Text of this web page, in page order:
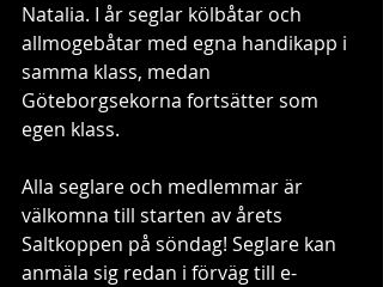
Natalia. I år seglar kölbåtar och
allmogebåtar med egna handikapp i
samma klass, medan
Göteborgsekorna fortsätter som
egen klass.
Alla seglare och medlemmar är
välkomna till starten av årets
Saltkoppen på söndag! Seglare kan
anmäla sig redan i förväg till e-